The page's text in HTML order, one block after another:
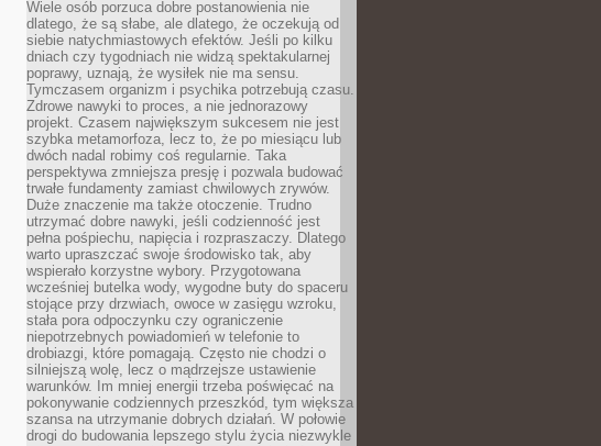
Wiele osób porzuca dobre postanowienia nie
dlatego, że są słabe, ale dlatego, że oczekują od
siebie natychmiastowych efektów. Jeśli po kilku
dniach czy tygodniach nie widzą spektakularnej
poprawy, uznają, że wysiłek nie ma sensu.
Tymczasem organizm i psychika potrzebują czasu.
Zdrowe nawyki to proces, a nie jednorazowy
projekt. Czasem największym sukcesem nie jest
szybka metamorfoza, lecz to, że po miesiącu lub
dwóch nadal robimy coś regularnie. Taka
perspektywa zmniejsza presję i pozwala budować
trwałe fundamenty zamiast chwilowych zrywów.
Duże znaczenie ma także otoczenie. Trudno
utrzymać dobre nawyki, jeśli codzienność jest
pełna pośpiechu, napięcia i rozpraszaczy. Dlatego
warto upraszczać swoje środowisko tak, aby
wspierało korzystne wybory. Przygotowana
wcześniej butelka wody, wygodne buty do spaceru
stojące przy drzwiach, owoce w zasięgu wzroku,
stała pora odpoczynku czy ograniczenie
niepotrzebnych powiadomień w telefonie to
drobiazgi, które pomagają. Często nie chodzi o
silniejszą wolę, lecz o mądrzejsze ustawienie
warunków. Im mniej energii trzeba poświęcać na
pokonywanie codziennych przeszkód, tym większa
szansa na utrzymanie dobrych działań. W połowie
drogi do budowania lepszego stylu życia niezwykle